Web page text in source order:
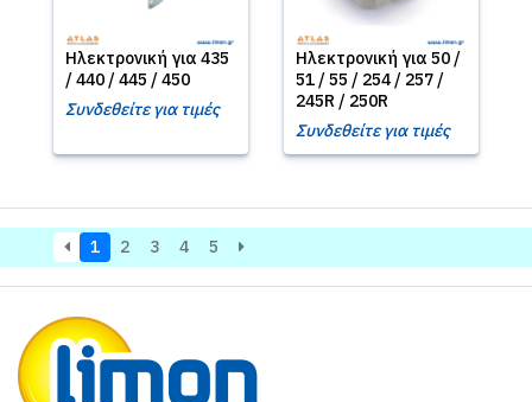
Ηλεκτρονική για 435
/ 440 / 445 / 450
Συνδεθείτε για τιμές
Ηλεκτρονική για 50 /
51 / 55 / 254 / 257 /
245R / 250R
Συνδεθείτε για τιμές
1 2 3 4 5